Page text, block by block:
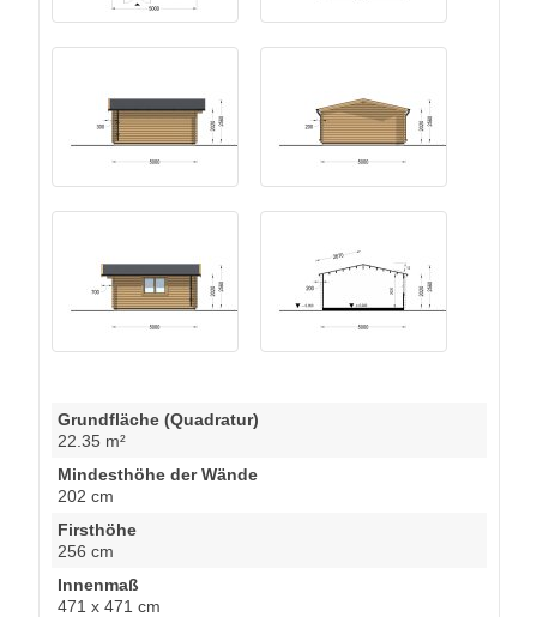
Grundfläche (Quadratur)
22.35 m²
Mindesthöhe der Wände
202 cm
Firsthöhe
256 cm
Innenmaß
471 x 471 cm